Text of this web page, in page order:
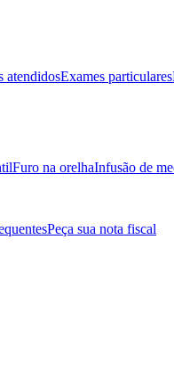
atendidosExames particulares
Furo na orelhaInfusão de
Peça sua nota fiscal